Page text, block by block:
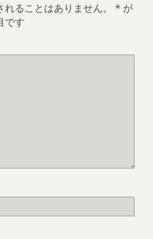
ることはありません。 * が
です